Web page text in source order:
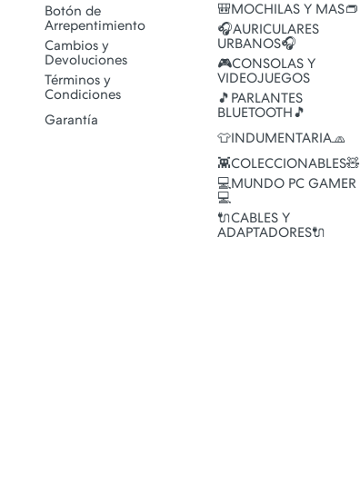
Botón de
Arrepentimiento
Cambios y
Devoluciones
Términos y
Condiciones
Garantía
🎒MOCHILAS Y MAS👝
🎧AURICULARES
URBANOS🎧
🎮CONSOLAS Y
VIDEOJUEGOS
🎵PARLANTES
BLUETOOTH🎵
👕INDUMENTARIA🧢
👾COLECCIONABLES🧸
💻MUNDO PC GAMER
💻
🔌CABLES Y
ADAPTADORES🔌